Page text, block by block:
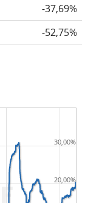
-37,69%
-52,75%
20,00%
30,00%